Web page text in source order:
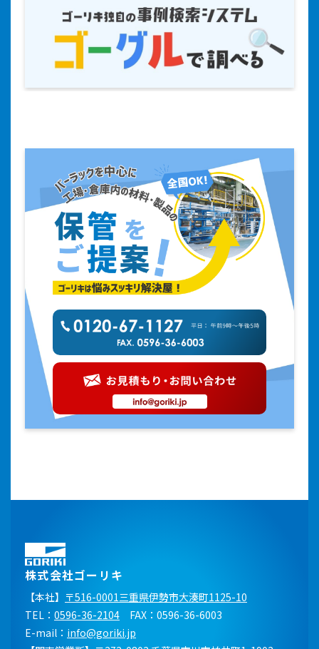
株式会社ゴーリキ
【本社】 〒516-0001三重県伊勢市大湊町1125-10
TEL： 0596-36-2104 FAX：0596-36-6003
E-mail： info@goriki.jp